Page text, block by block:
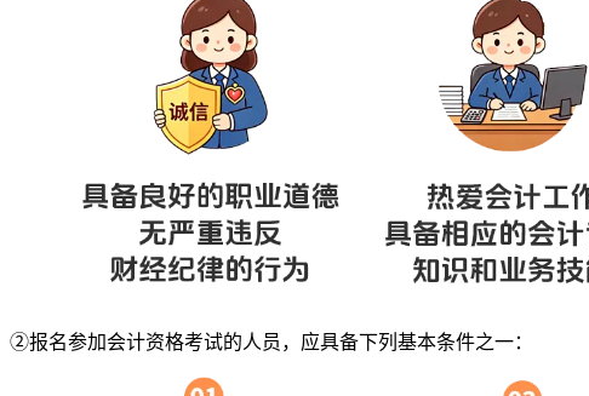
②报名参加会计资格考试的人员，应具备下列基本条件之一：